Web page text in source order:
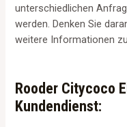
unterschiedlichen
werden. Denken Sie
weitere Informationen
Rooder Citycoco
Kundendienst: